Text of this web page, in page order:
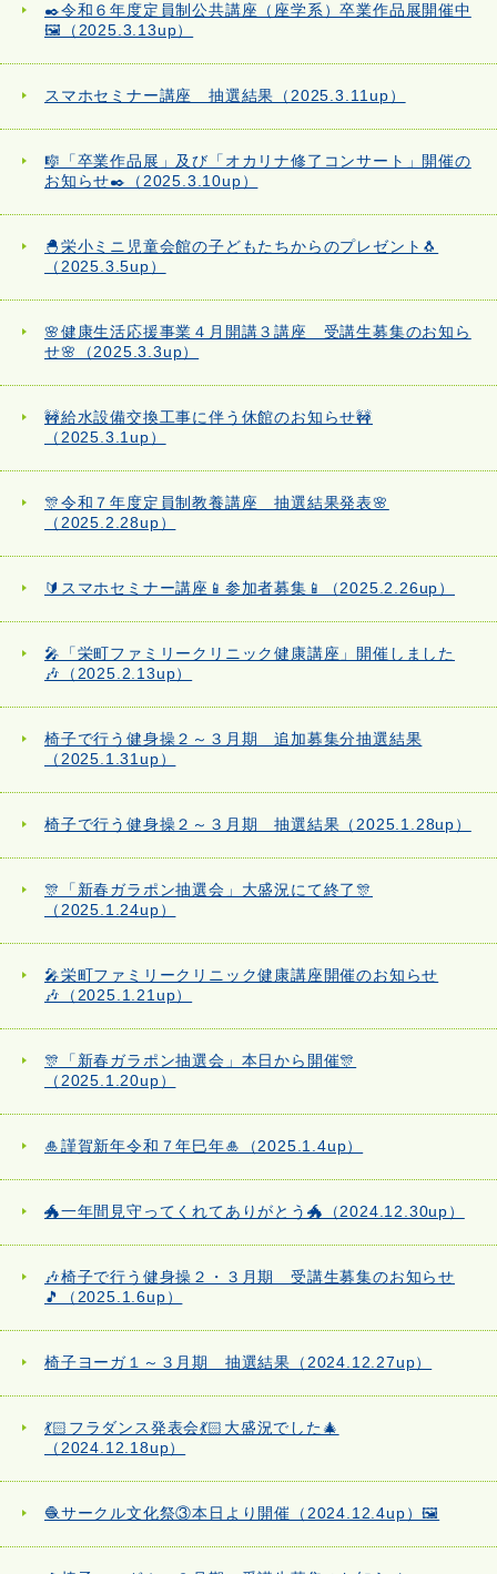
✒️令和６年度定員制公共講座（座学系）卒業作品展開催中
🖼️（2025.3.13up）
スマホセミナー講座 抽選結果（2025.3.11up）
🎼「卒業作品展」及び「オカリナ修了コンサート」開催の
お知らせ✒️（2025.3.10up）
🐣栄小ミニ児童会館の子どもたちからのプレゼント🐧
（2025.3.5up）
🌸健康生活応援事業４月開講３講座 受講生募集のお知ら
せ🌸（2025.3.3up）
🚧給水設備交換工事に伴う休館のお知らせ🚧
（2025.3.1up）
🎊令和７年度定員制教養講座 抽選結果発表🌸
（2025.2.28up）
🔰スマホセミナー講座📱参加者募集📱（2025.2.26up）
🎤「栄町ファミリークリニック健康講座」開催しました
🎶（2025.2.13up）
椅子で行う健身操２～３月期 追加募集分抽選結果
（2025.1.31up）
椅子で行う健身操２～３月期 抽選結果（2025.1.28up）
🎊「新春ガラポン抽選会」大盛況にて終了🎊
（2025.1.24up）
🎤栄町ファミリークリニック健康講座開催のお知らせ
🎶（2025.1.21up）
🎊「新春ガラポン抽選会」本日から開催🎊
（2025.1.20up）
🎍謹賀新年令和７年巳年🎍（2025.1.4up）
🐲一年間見守ってくれてありがとう🐲（2024.12.30up）
🎶椅子で行う健身操２・３月期 受講生募集のお知らせ
🎵（2025.1.6up）
椅子ヨーガ１～３月期 抽選結果（2024.12.27up）
💃🏻フラダンス発表会💃🏻大盛況でした🎄
（2024.12.18up）
🧶サークル文化祭③本日より開催（2024.12.4up）🖼️